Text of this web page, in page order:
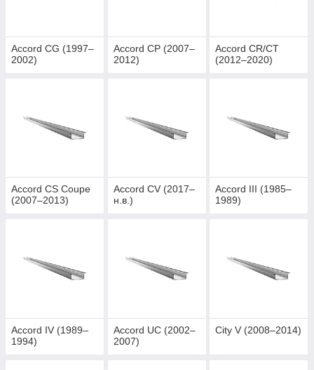
Accord CG (1997–
2002)
Accord CP (2007–
2012)
Accord CR/CT
(2012–2020)
Accord CS Coupe
(2007–2013)
Accord CV (2017–
н.в.)
Accord III (1985–
1989)
Accord IV (1989–
1994)
Accord UC (2002–
2007)
City V (2008–2014)